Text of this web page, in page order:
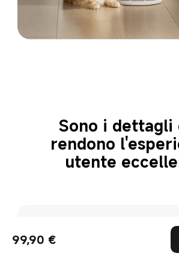
99,90 €
Sono i dettagli
rendono
utente